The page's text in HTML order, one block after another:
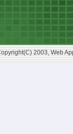
2003, Web